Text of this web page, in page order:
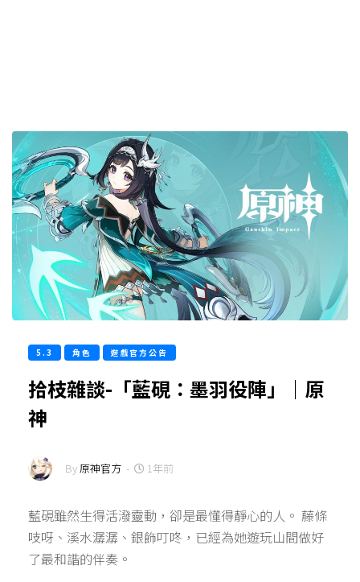
5.3 角色 遊戲官方公告
拾枝雜談-「藍硯：墨羽役陣」｜原
神
By原神官方 - 1年前
藍硯雖然生得活潑靈動，卻是最懂得靜心的人。 藤條
吱呀、溪水潺潺、銀飾叮咚，已經為她遊玩山間做好
了最和諧的伴奏。